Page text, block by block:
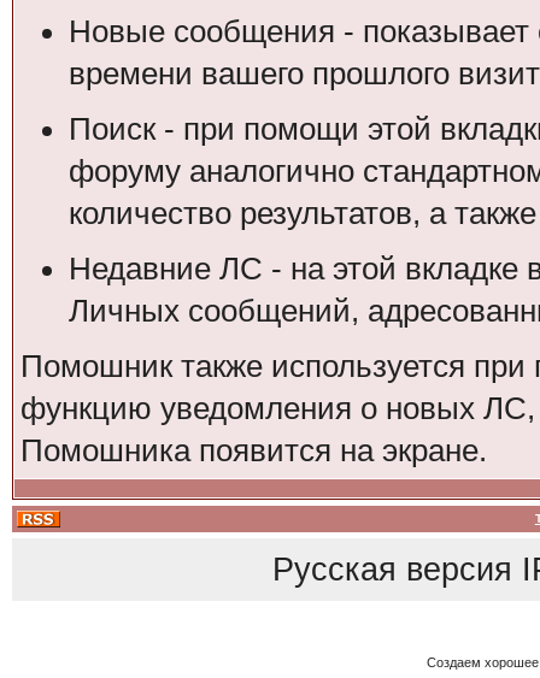
Новые сообщения -
времени вашего прошлого
Поиск - при помощи этой
форуму аналогично
количество результатов, а
Недавние ЛС - на этой вкладке
Личных сообщений,
Помошник также используется
функцию уведомления о новых ЛС,
Помошника появится на экране.
Русская версия
Создаем